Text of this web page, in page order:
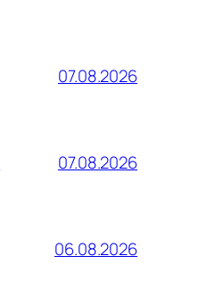
07.08.2026
07.08.2026
06.08.2026